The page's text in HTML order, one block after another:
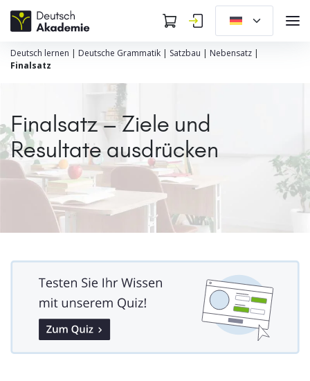
Deutsch lernen | Deutsche Grammatik | Satzbau | Nebensatz |
Finalsatz
Finalsatz – Ziele und
Resultate ausdrücken